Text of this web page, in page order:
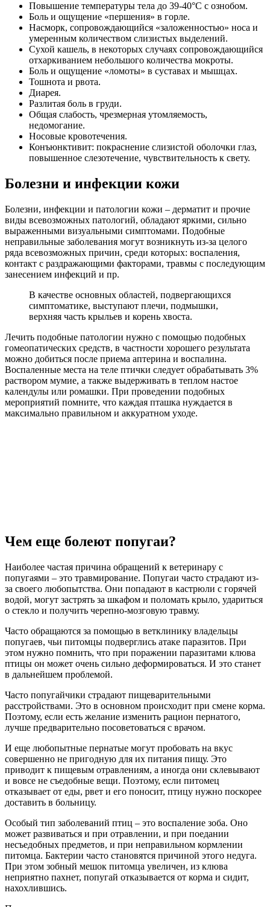
Повышение температуры тела до 39-40°С с ознобом.
Боль и ощущение «першения» в горле.
Насморк, сопровождающийся «заложенностью» носа и
умеренным количеством слизистых выделений.
Сухой кашель, в некоторых случаях сопровождающийся
отхаркиванием небольшого количества мокроты.
Боль и ощущение «ломоты» в суставах и мышцах.
Тошнота и рвота.
Диарея.
Разлитая боль в груди.
Общая слабость, чрезмерная утомляемость,
недомогание.
Носовые кровотечения.
Конъюнктивит: покраснение слизистой оболочки глаз,
повышенное слезотечение, чувствительность к свету.
Болезни и инфекции кожи
Болезни, инфекции и патологии кожи – дерматит и прочие
виды всевозможных патологий, обладают яркими, сильно
выраженными визуальными симптомами. Подобные
неправильные заболевания могут возникнуть из-за целого
ряда всевозможных причин, среди которых: воспаления,
контакт с раздражающими факторами, травмы с последующим
занесением инфекций и пр.
В качестве основных областей, подвергающихся
симптоматике, выступают плечи, подмышки,
верхняя часть крыльев и корень хвоста.
Лечить подобные патологии нужно с помощью подобных
гомеопатических средств, в частности хорошего результата
можно добиться после приема аптерина и воспалина.
Воспаленные места на теле птички следует обрабатывать 3%
раствором мумие, а также выдерживать в теплом настое
календулы или ромашки. При проведении подобных
мероприятий помните, что каждая пташка нуждается в
максимально правильном и аккуратном уходе.
Чем еще болеют попугаи?
Наиболее частая причина обращений к ветеринару с
попугаями – это травмирование. Попугаи часто страдают из-
за своего любопытства. Они попадают в кастрюли с горячей
водой, могут застрять за шкафом и поломать крыло, удариться
о стекло и получить черепно-мозговую травму.
Часто обращаются за помощью в ветклинику владельцы
попугаев, чьи питомцы подверглись атаке паразитов. При
этом нужно помнить, что при поражении паразитами клюва
птицы он может очень сильно деформироваться. И это станет
в дальнейшем проблемой.
Часто попугайчики страдают пищеварительными
расстройствами. Это в основном происходит при смене корма.
Поэтому, если есть желание изменить рацион пернатого,
лучше предварительно посоветоваться с врачом.
И еще любопытные пернатые могут пробовать на вкус
совершенно не пригодную для их питания пищу. Это
приводит к пищевым отравлениям, а иногда они склевывают
и вовсе не съедобные вещи. Поэтому, если питомец
отказывает от еды, рвет и его поносит, птицу нужно поскорее
доставить в больницу.
Особый тип заболеваний птиц – это воспаление зоба. Оно
может развиваться и при отравлении, и при поедании
несъедобных предметов, и при неправильном кормлении
питомца. Бактерии часто становятся причиной этого недуга.
При этом зобный мешок питомца увеличен, из клюва
неприятно пахнет, попугай отказывается от корма и сидит,
нахохлившись.